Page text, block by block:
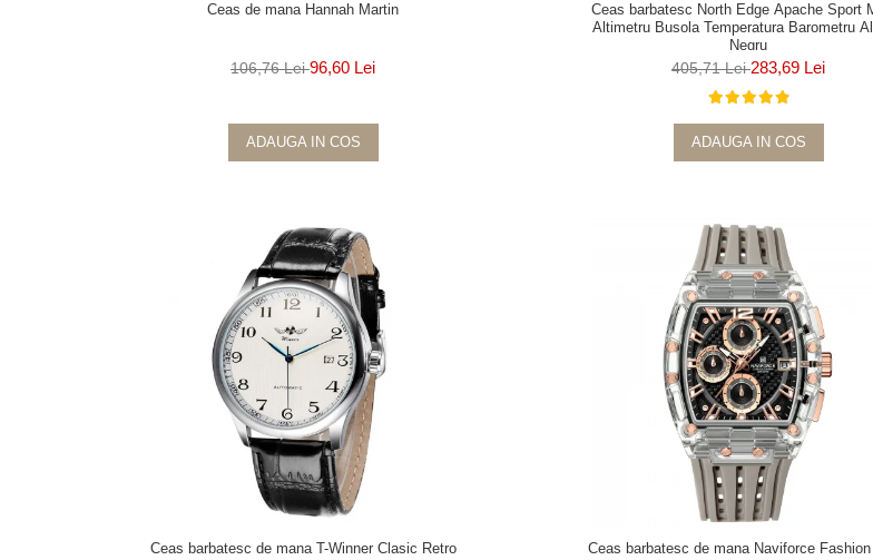
Ceas de mana Hannah Martin
106,76 Lei96,60 Lei
ADAUGA IN COS
Ceas barbatesc North Edge Apache Sport
Altimetru Busola Temperatura Barometru
Negru
405,71 Lei283,69 Lei
ADAUGA IN COS
Ceas barbatesc de mana T-Winner Clasic Retro
Ceas barbatesc de mana Naviforce